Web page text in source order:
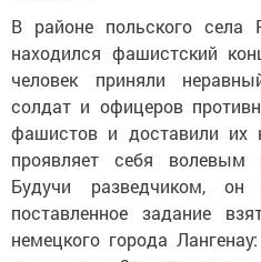
В районе польского села
находился фашистский
человек приняли
солдат и офицеров
фашистов и доставили их
проявляет себя
Будучи разведчиком,
поставленное задание
немецкого города